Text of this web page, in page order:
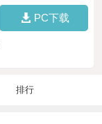
PC下载
排行